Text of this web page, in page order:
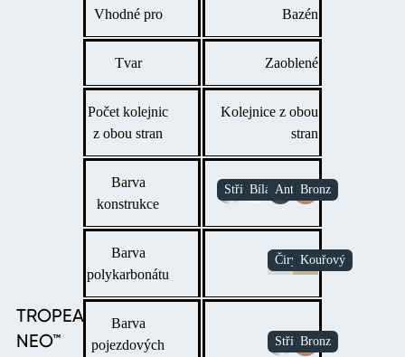
TROPEA
NEO™
Vhodné pro Bazén
Tvar Zaoblené
Počet kolejnic
z obou stran
Kolejnice z obou
stran
Barva
konstrukce
Barva
polykarbonátu
Barva
pojezdových